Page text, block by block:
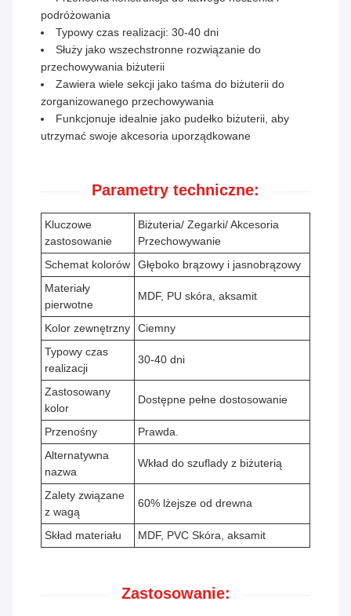
podróżowania
Typowy czas realizacji: 30-40 dni
Służy jako wszechstronne rozwiązanie do
przechowywania biżuterii
Zawiera wiele sekcji jako taśma do biżuterii do
zorganizowanego przechowywania
Funkcjonuje idealnie jako pudełko biżuterii, aby
utrzymać swoje akcesoria uporządkowane
Parametry techniczne:
Kluczowe
zastosowanie
Biżuteria/ Zegarki/ Akcesoria
Przechowywanie
Schemat kolorów
Głęboko brązowy i jasnobrązowy
Materiały
pierwotne
MDF, PU skóra, aksamit
Kolor zewnętrzny
Ciemny
Typowy czas
realizacji
30-40 dni
Zastosowany
kolor
Dostępne pełne dostosowanie
Przenośny
Prawda.
Alternatywna
nazwa
Wkład do szuflady z biżuterią
Zalety związane
z wagą
60% lżejsze od drewna
Skład materiału MDF, PVC Skóra, aksamit
Zastosowanie: